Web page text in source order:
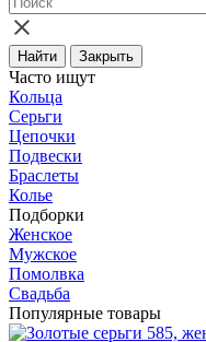
Найти Закрыть
Часто ищут
Кольца
Серьги
Цепочки
Подвески
Браслеты
Колье
Подборки
Женское
Мужское
Помолвка
Свадьба
Популярные товары